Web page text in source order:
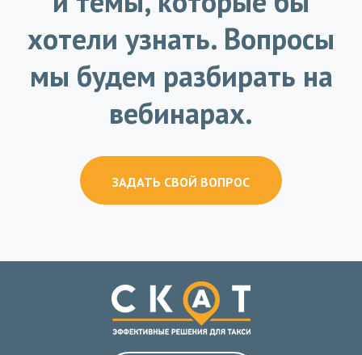
хотели узнать. Вопросы
мы будем разбирать на
вебинарах.
ЗАДАТЬ СВОЙ ВОПРОС